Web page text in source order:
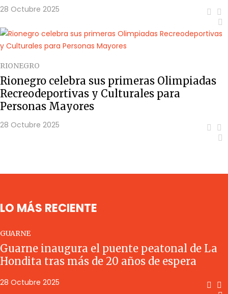
28 Octubre 2025
RIONEGRO
Rionegro celebra sus primeras Olimpiadas
Recreodeportivas y Culturales para
Personas Mayores
28 Octubre 2025
LO MÁS RECIENTE
GUARNE
Guarne inaugura el puente peatonal de La
Hondita tras más de 20 años de espera
28 Octubre 2025